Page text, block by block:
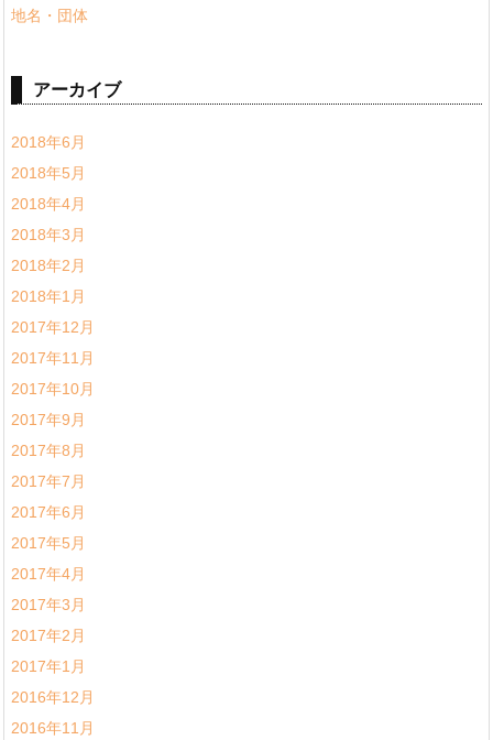
地名・団体
アーカイブ
2018年6月
2018年5月
2018年4月
2018年3月
2018年2月
2018年1月
2017年12月
2017年11月
2017年10月
2017年9月
2017年8月
2017年7月
2017年6月
2017年5月
2017年4月
2017年3月
2017年2月
2017年1月
2016年12月
2016年11月